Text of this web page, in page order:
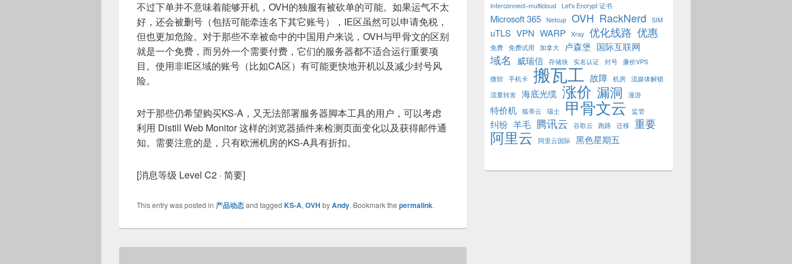
不过下单并不意味着能够开机，OVH的独服有被砍单的可能。如果运气不太
好，还会被删号（包括可能牵连名下其它账号），IE区虽然可以申请免税，
但也更加危险。对于那些不幸被命中的中国用户来说，OVH与甲骨文的区别
就是一个免费，而另外一个需要付费，它们的服务器都不适合运行重要项
目。使用非IE区域的账号（比如CA区）有可能更快地开机以及减少封号风
险。
对于那些仍希望购买KS-A，又无法部署服务器脚本工具的用户，可以考虑
利用 Distill Web Monitor 这样的浏览器插件来检测页面变化以及获得邮件通
知。需要注意的是，只有欧洲机房的KS-A具有折扣。
[消息等级 Level C2 · 简要]
This entry was posted in 产品动态and tagged KS-A, OVH byAndy. Bookmark the permalink.
Interconnect–multicloud Let's Encrypt 证书
Microsoft 365 Netcup OVH RackNerd SIM
uTLS VPN WARP Xray 优化线路 优惠
免费 免费试用 加拿大 卢森堡 国际互联网
域名 威瑞信 存储块 实名认证 封号
廉价VPS
微软 手机卡 搬瓦工 故障 机房 流媒体解锁
流量转发 海底光缆 涨价 漏洞 漫游
特价机 狐蒂云 瑞士 甲骨文云 监管
纠纷 羊毛 腾讯云 谷歌云 跑路 迁移 重要
阿里云 阿里云国际 黑色星期五